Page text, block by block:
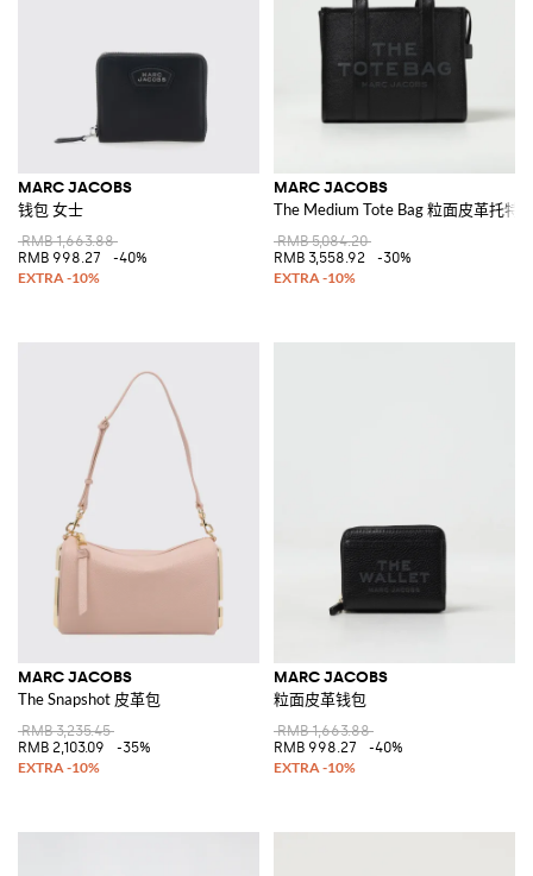
MARC JACOBS
钱包 女士
RMB 1,663.88
RMB 998.27
-40%
MARC JACOBS
The Medium Tote Bag 粒面皮革托特
RMB 5,084.20
RMB 3,558.92
-30%
MARC JACOBS
The Snapshot 皮革包
RMB 3,235.45
RMB 2,103.09
-35%
MARC JACOBS
粒面皮革钱包
RMB 1,663.88
RMB 998.27
-40%